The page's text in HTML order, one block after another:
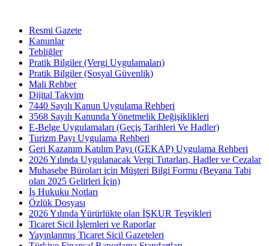
Resmi Gazete
Kanunlar
Tebliğler
Pratik Bilgiler (Vergi Uygulamaları)
Pratik Bilgiler (Sosyal Güvenlik)
Mali Rehber
Dijital Takvim
7440 Sayılı Kanun Uygulama Rehberi
3568 Sayılı Kanunda Yönetmelik Değişiklikleri
E-Belge Uygulamaları (Geçiş Tarihleri Ve Hadler)
Turizm Payı Uygulama Rehberi
Geri Kazanım Katılım Payı (GEKAP) Uygulama Rehberi
2026 Yılında Uygulanacak Vergi Tutarları, Hadler ve Cezalar
Muhasebe Büroları için Müşteri Bilgi Formu (Beyana Tabi
olan 2025 Gelirleri İçin)
İş Hukuku Notları
Özlük Dosyası
2026 Yılında Yürürlükte olan İŞKUR Teşvikleri
Ticaret Sicil İşlemleri ve Raporlar
Yayınlanmış Ticaret Sicil Gazeteleri